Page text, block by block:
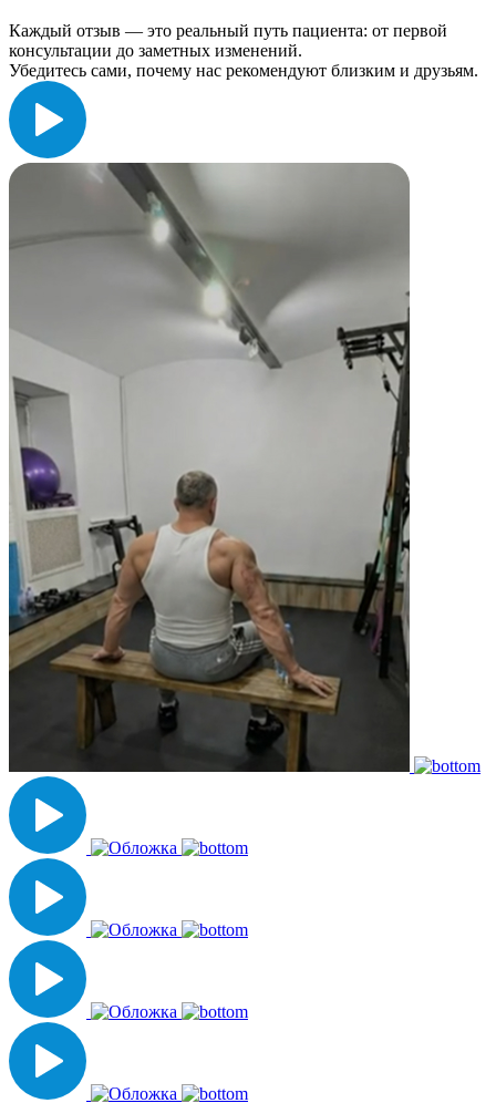
Каждый отзыв — это реальный путь пациента: от первой
консультации до заметных изменений.
Убедитесь сами, почему нас рекомендуют близким и друзьям.